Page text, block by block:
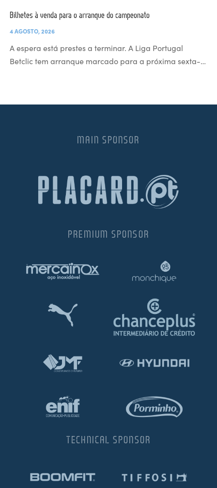
Bilhetes à venda para o arranque do campeonato
4 AGOSTO, 2026
A espera está prestes a terminar. A Liga Portugal
Betclic tem arranque marcado para a próxima sexta-…
MAIN SPONSOR
PREMIUM SPONSOR
TECHNICAL SPONSOR